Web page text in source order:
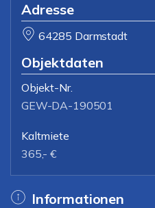
Adresse
64285 Darmstadt
Objektdaten
Objekt-Nr.
GEW-DA-190501
Kaltmiete
365,- €
Informationen